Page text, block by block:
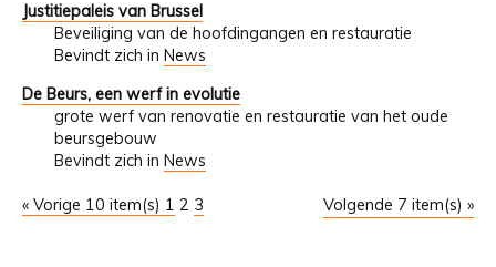
Justitiepaleis van Brussel
Beveiliging van de hoofdingangen en restauratie
Bevindt zich in News
De Beurs, een werf in evolutie
grote werf van renovatie en restauratie van het oude
beursgebouw
Bevindt zich in News
« Vorige 10 item(s) Volgende 7 item(s) »
1 2 3